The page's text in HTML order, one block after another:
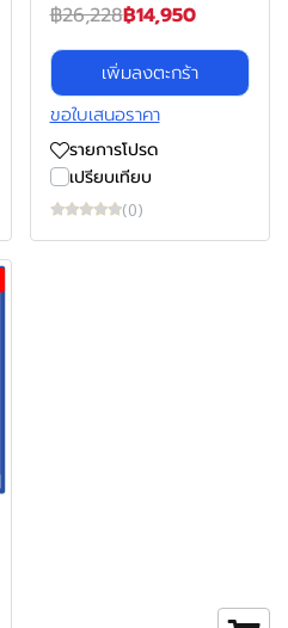
฿26,228฿14,950
เพิ่มลงตะกร้า
ขอใบเสนอราคา
รายการโปรด
เปรียบเทียบ
(0)